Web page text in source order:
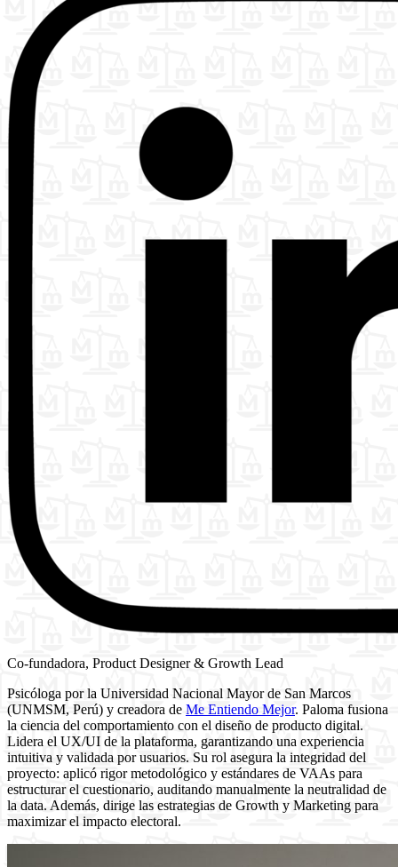
Co-fundadora, Product Designer & Growth Lead
Psicóloga por la Universidad Nacional Mayor de San Marcos
(UNMSM, Perú) y creadora de Me Entiendo Mejor. Paloma fusiona
la ciencia del comportamiento con el diseño de producto digital.
Lidera el UX/UI de la plataforma, garantizando una experiencia
intuitiva y validada por usuarios. Su rol asegura la integridad del
proyecto: aplicó rigor metodológico y estándares de VAAs para
estructurar el cuestionario, auditando manualmente la neutralidad de
la data. Además, dirige las estrategias de Growth y Marketing para
maximizar el impacto electoral.